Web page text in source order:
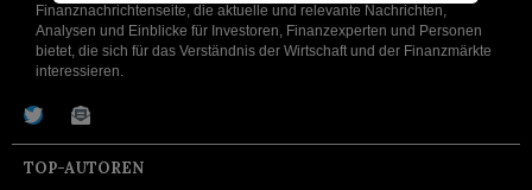
Finanznachrichtenseite, die aktuelle und relevante Nachrichten,
Analysen und Einblicke für Investoren, Finanzexperten und Personen
bietet, die sich für das Verständnis der Wirtschaft und der Finanzmärkte
interessieren.
TOP-AUTOREN